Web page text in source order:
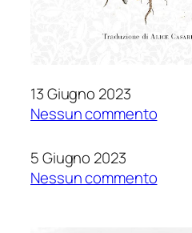
13 Giugno 2023
Nessun commentosu
eterno
5 Giugno 2023
Nessun commentosu